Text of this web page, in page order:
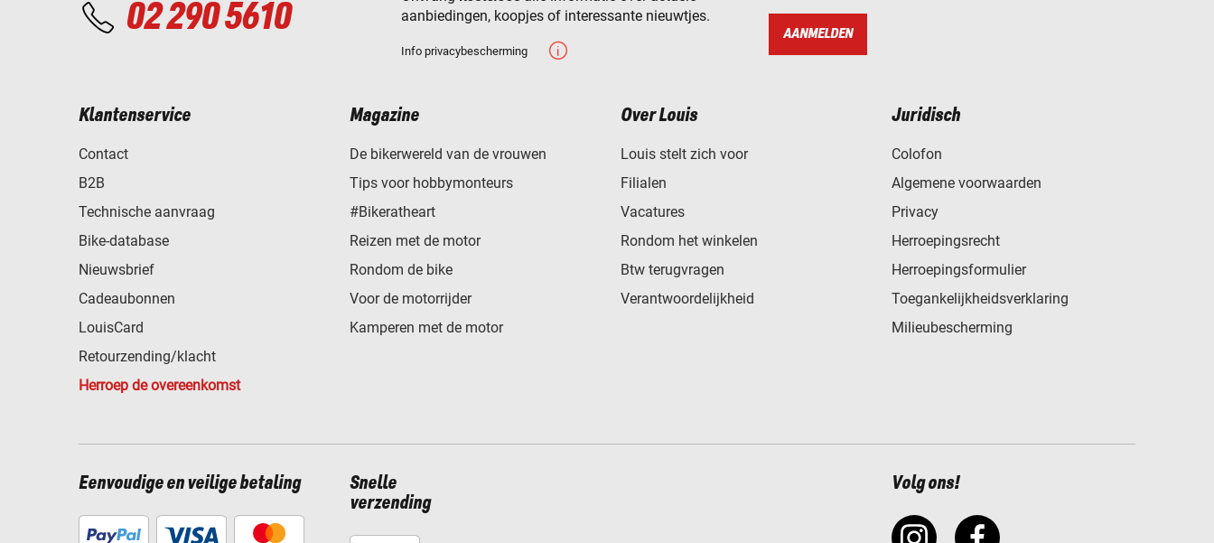
02 290 5610
aanbiedingen, koopjes of interessante nieuwtjes.
Info privacybescherming
AANMELDEN
Klantenservice
Contact
B2B
Technische aanvraag
Bike-database
Nieuwsbrief
Cadeaubonnen
LouisCard
Retourzending/klacht
Herroep de overeenkomst
Magazine
De bikerwereld van de vrouwen
Tips voor hobbymonteurs
#Bikeratheart
Reizen met de motor
Rondom de bike
Voor de motorrijder
Kamperen met de motor
Over Louis
Louis stelt zich voor
Filialen
Vacatures
Rondom het winkelen
Btw terugvragen
Verantwoordelijkheid
Juridisch
Colofon
Algemene voorwaarden
Privacy
Herroepingsrecht
Herroepingsformulier
Toegankelijkheidsverklaring
Milieubescherming
Eenvoudige en veilige betaling
Snelle
verzending
Volg ons!